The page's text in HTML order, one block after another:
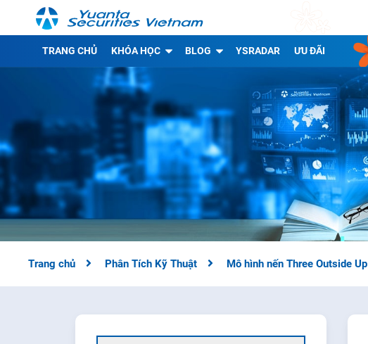
TRANG CHỦ KHÓA HỌC BLOG YSRADAR ƯU ĐÃI
Trang chủ Phân Tích Kỹ Thuật Mô hình nến Three Outside Up